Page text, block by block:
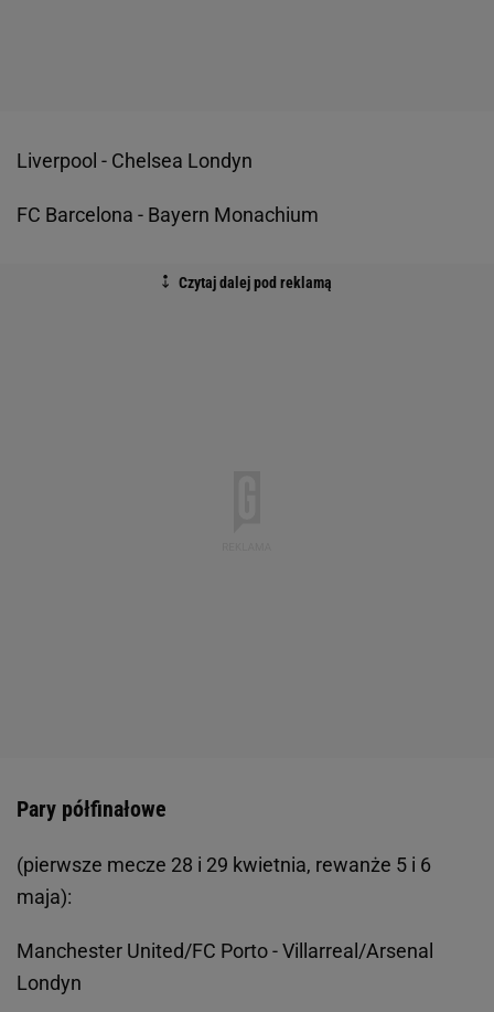
Liverpool - Chelsea Londyn
FC Barcelona - Bayern Monachium
Pary półfinałowe
(pierwsze mecze 28 i 29 kwietnia, rewanże 5 i 6
maja):
Manchester United/FC Porto - Villarreal/Arsenal
Londyn